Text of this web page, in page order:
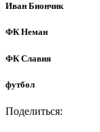
Иван Биончик
ФК Неман
ФК Славия
футбол
Поделиться: